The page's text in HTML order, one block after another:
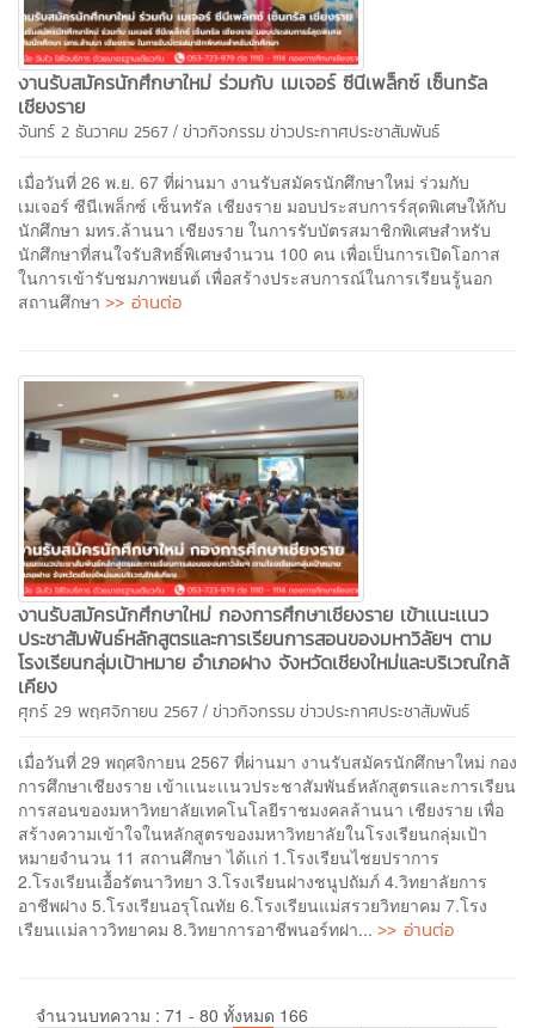
งานรับสมัครนักศึกษาใหม่ ร่วมกับ เมเจอร์ ซีนีเพล็กซ์ เซ็นทรัล
เชียงราย
จันทร์ 2 ธันวาคม 2567 / ข่าวกิจกรรมข่าวประกาศประชาสัมพันธ์
เมื่อวันที่ 26 พ.ย. 67 ที่ผ่านมา งานรับสมัครนักศึกษาใหม่ ร่วมกับ
เมเจอร์ ซีนีเพล็กซ์ เซ็นทรัล เชียงราย มอบประสบการร์สุดพิเศษให้กับ
นักศึกษา มทร.ล้านนา เชียงราย ในการรับบัตรสมาชิกพิเศษสำหรับ
นักศึกษาที่สนใจรับสิทธิ์พิเศษจำนวน 100 คน เพื่อเป็นการเปิดโอกาส
ในการเข้ารับชมภาพยนต์ เพื่อสร้างประสบการณ์ในการเรียนรู้นอก
สถานศึกษา >> อ่านต่อ
งานรับสมัครนักศึกษาใหม่ กองการศึกษาเชียงราย เข้าเเนะเเนว
ประชาสัมพันธ์หลักสูตรและการเรียนการสอนของมหาวิลัยฯ ตาม
โรงเรียนกลุ่มเป้าหมาย อำเภอฝาง จังหวัดเชียงใหม่และบริเวณใกล้
เคียง
ศุกร์ 29 พฤศจิกายน 2567 / ข่าวกิจกรรมข่าวประกาศประชาสัมพันธ์
เมื่อวันที่ 29 พฤศจิกายน 2567 ที่ผ่านมา งานรับสมัครนักศึกษาใหม่ กอง
การศึกษาเชียงราย เข้าเเนะเเนวประชาสัมพันธ์หลักสูตรและการเรียน
การสอนของมหาวิทยาลัยเทคโนโลยีราชมงคลล้านนา เชียงราย เพื่อ
สร้างความเข้าใจในหลักสูตรของมหาวิทยาลัยในโรงเรียนกลุ่มเป้า
หมายจำนวน 11 สถานศึกษา ได้เเก่ 1.โรงเรียนไชยปราการ
2.โรงเรียนเอื้อรัตนาวิทยา 3.โรงเรียนฝางชนูปถัมภ์ 4.วิทยาลัยการ
อาชีพฝาง 5.โรงเรียนอรุโณทัย 6.โรงเรียนแม่สรวยวิทยาคม 7.โรง
เรียนเเม่ลาววิทยาคม 8.วิทยาการอาชีพนอร์ทฝา... >> อ่านต่อ
จำนวนบทความ : 71 - 80 ทั้งหมด 166